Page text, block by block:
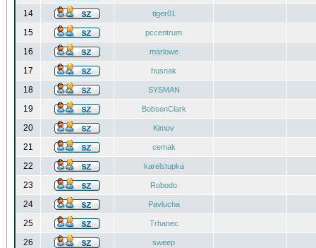
14 tiger01
15 pccentrum
16 marlowe
17 husnak
18 SYSMAN
19 BobsenClark
20 Kimov
21 cemak
22 karelstupka
23 Robodo
24 Pavlucha
25 Trhanec
26 sweep